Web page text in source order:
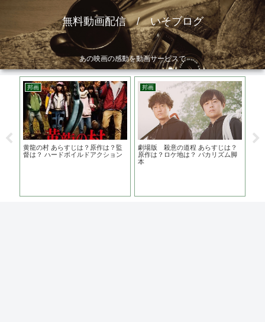
無料動画配信 / いそブログ
あの映画の感動を動画サービスで
邦画
黄龍の村 あらすじは？原作は？監
督は？ ハードボイルドアクション
邦画
劇場版 殺意の道程 あらすじは？
原作は？ロケ地は？ バカリズム脚
本